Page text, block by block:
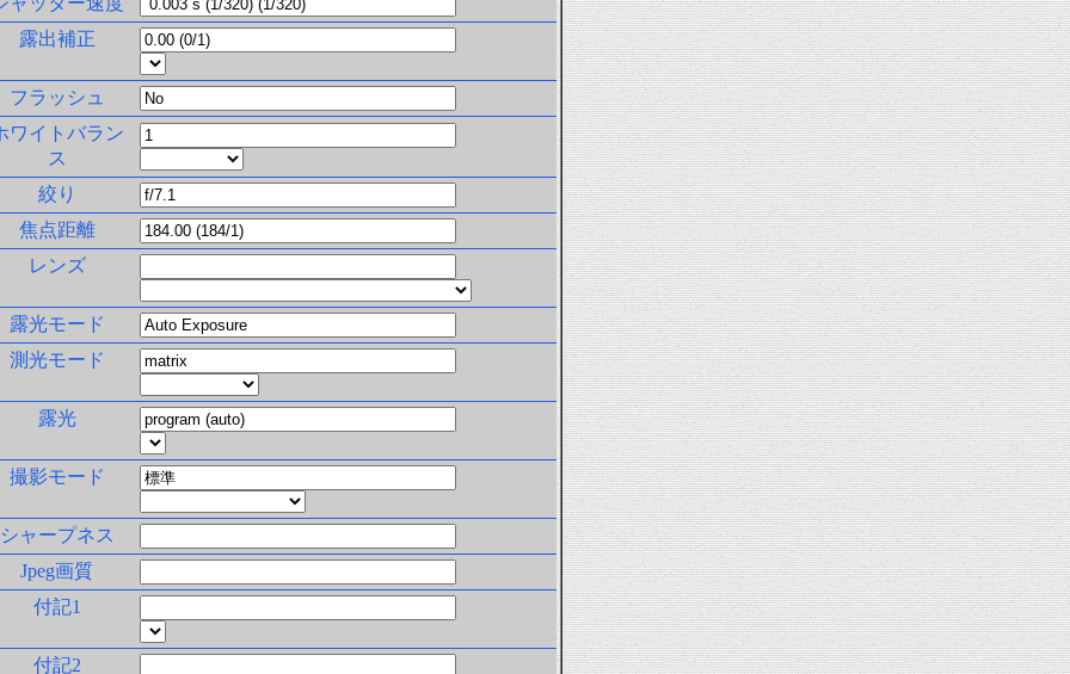
露出補正
フラッシュ
ワイトバラン
ス
絞り
焦点距離
レンズ
露光モード
測光モード
露光
撮影モード
シャープネス
Jpeg画質
付記1
付記2